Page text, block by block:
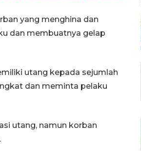
yang menghina dan
dan membuatnya gelap
utang kepada sejumlah
dan meminta pelaku
utang, namun korban